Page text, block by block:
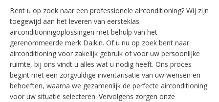
Bent u op zoek naar een professionele airconditioning? Wij zijn
toegewijd aan het leveren van eersteklas
airconditioningoplossingen met behulp van het
gerenommeerde merk Daikin. Of u nu op zoek bent naar
airconditioning voor zakelijk gebruik of voor uw persoonlijke
ruimte, bij ons vindt u alles wat u nodig heeft. Ons proces
begint met een zorgvuldige inventarisatie van uw wensen en
behoeften, waarna we gezamenlijk de perfecte airconditioning
voor uw situatie selecteren. Vervolgens zorgen onze